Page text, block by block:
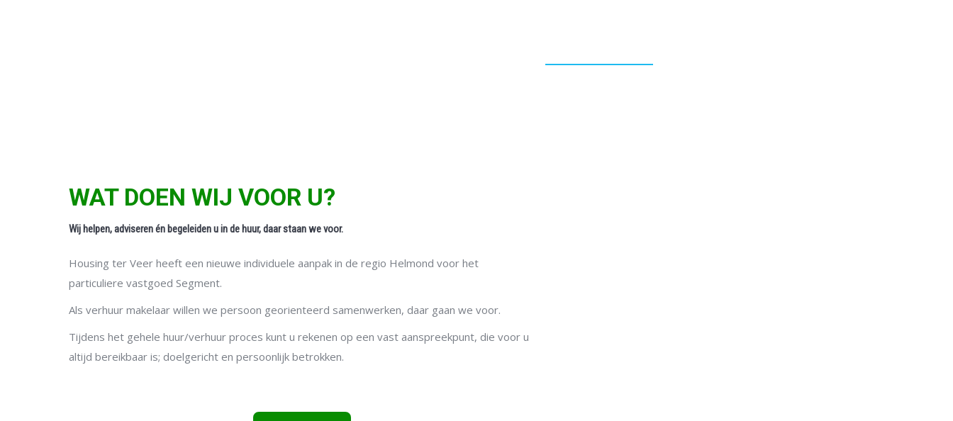
WAT DOEN WIJ VOOR U?
Wij helpen, adviseren én begeleiden u in de huur, daar staan we voor.
Housing ter Veer heeft een nieuwe individuele aanpak in de regio Helmond voor het
particuliere vastgoed Segment.
Als verhuur makelaar willen we persoon georienteerd samenwerken, daar gaan we voor.
Tijdens het gehele huur/verhuur proces kunt u rekenen op een vast aanspreekpunt, die voor u
altijd bereikbaar is; doelgericht en persoonlijk betrokken.